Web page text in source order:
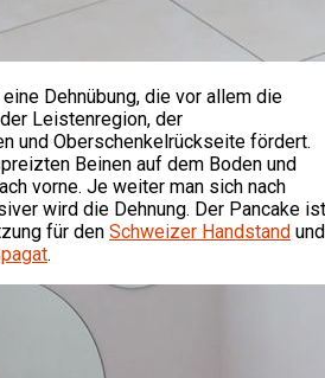
Dehnübung, die vor allem die
Leistenregion, der
und Oberschenkelrückseite fördert.
Beinen auf dem Boden und
vorne. Je weiter man sich nach
wird die Dehnung. Der Pancake ist
für den Schweizer Handstand und
.